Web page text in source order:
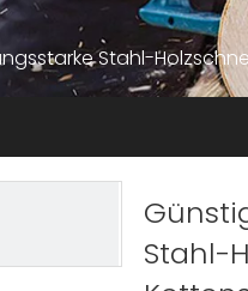
Stahl-
Stahl-